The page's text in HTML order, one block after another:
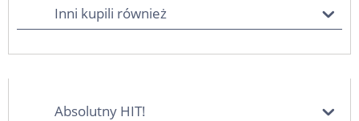
Inni kupili również
Absolutny HIT!